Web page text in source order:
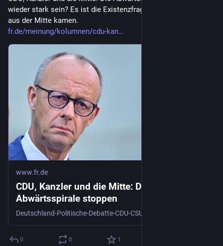
wieder stark sein? Es ist die Existenzfrage der Parteien, die
aus der Mitte kamen.
fr.de/meinung/kolumnen/cdu-kan
www.fr.de
CDU, Kanzler und die Mitte: Die
Abwärtsspirale stoppen
0 0 1